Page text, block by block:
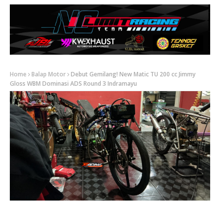
Home Balap Motor Debut Gemilang! New Matic TU 200 cc Jimmy
Gloss WBM Dominasi ADS Round 3 Indramayu